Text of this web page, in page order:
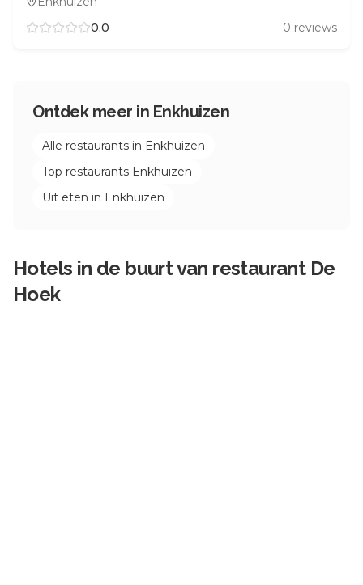
0.0 0 reviews
Ontdek meer in Enkhuizen
Alle restaurants in Enkhuizen
Top restaurants Enkhuizen
Uit eten in Enkhuizen
Hotels in de buurt van restaurant De
Hoek